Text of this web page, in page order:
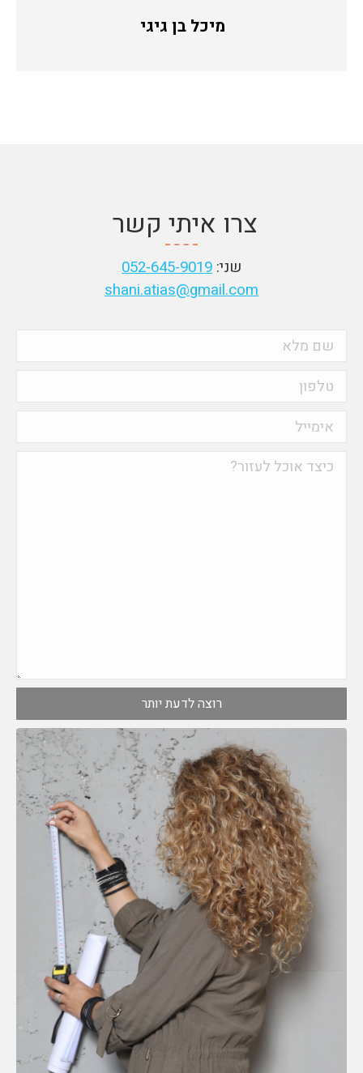
מיכל בן גיגי
צרו איתי קשר
שני: 052-645-9019
shani.atias@gmail.com